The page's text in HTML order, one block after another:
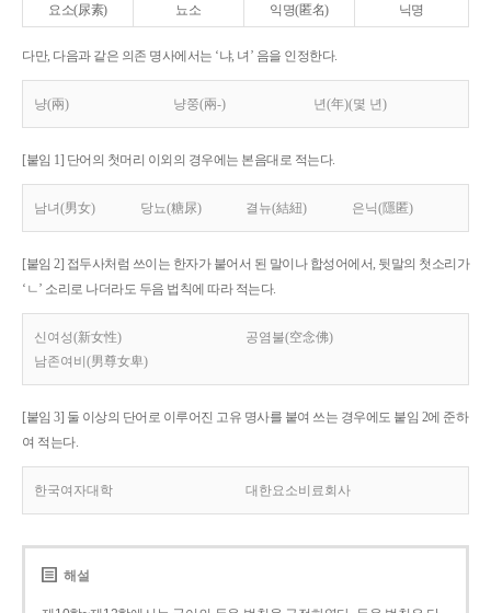
요소(尿素) 뇨소 익명(匿名) 닉명
다만, 다음과 같은 의존 명사에서는 ‘냐, 녀’ 음을 인정한다.
냥(兩) 냥쭝(兩-) 년(年)(몇 년)
[붙임 1] 단어의 첫머리 이외의 경우에는 본음대로 적는다.
남녀(男女) 당뇨(糖尿) 결뉴(結紐) 은닉(隱匿)
[붙임 2] 접두사처럼 쓰이는 한자가 붙어서 된 말이나 합성어에서, 뒷말의 첫소리가
‘ㄴ’ 소리로 나더라도 두음 법칙에 따라 적는다.
신여성(新女性)
공염불(空念佛)
남존여비(男尊女卑)
[붙임 3] 둘 이상의 단어로 이루어진 고유 명사를 붙여 쓰는 경우에도 붙임 2에 준하
여 적는다.
한국여자대학 대한요소비료회사
해설